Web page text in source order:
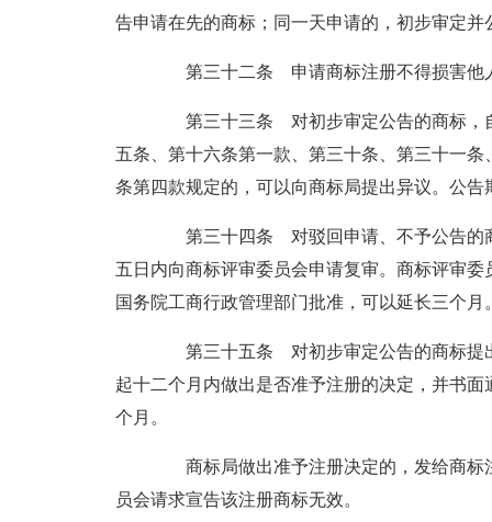
告申请在先的商标；同一天申请的，初步审定
第三十二条 申请商标注册不得损害他人
第三十三条 对初步审定公告的商标，自
五条、第十六条第一款、第三十条、第三十一
条第四款规定的，可以向商标局提出异议。公
第三十四条 对驳回申请、不予公告的商
五日内向商标评审委员会申请复审。商标评审
国务院工商行政管理部门批准，可以延长三个
第三十五条 对初步审定公告的商标提出
起十二个月内做出是否准予注册的决定，并书
个月。
商标局做出准予注册决定的，发给商标
员会请求宣告该注册商标无效。